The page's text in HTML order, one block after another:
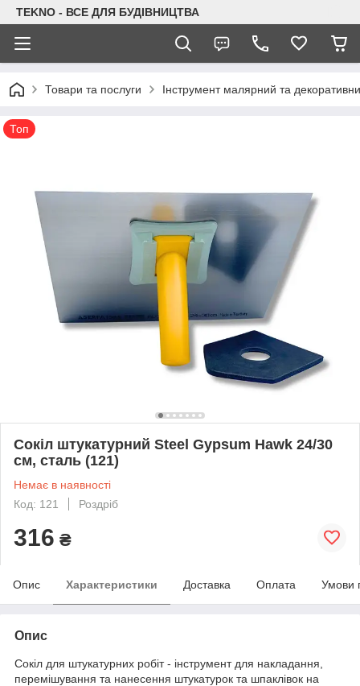
TEKNO - ВСЕ ДЛЯ БУДІВНИЦТВА
Товари та послуги Інструмент малярний та
Топ
Сокіл штукатурний Steel Gypsum Hawk 24/30
см, сталь (121)
Немає в наявності
Код: 121
Роздріб
316 ₴
Опис Характеристики Доставка Оплата Умови
Опис
Сокіл для штукатурних робіт - інструмент для накладання,
перемішування та нанесення штукатурок та шпаклівок на